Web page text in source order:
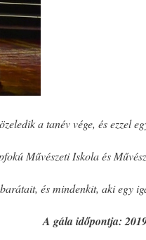
a tanév vége, és ezzel
Művészeti Iskola és
barátait, és mindenkit, aki egy
A gála időpontja: